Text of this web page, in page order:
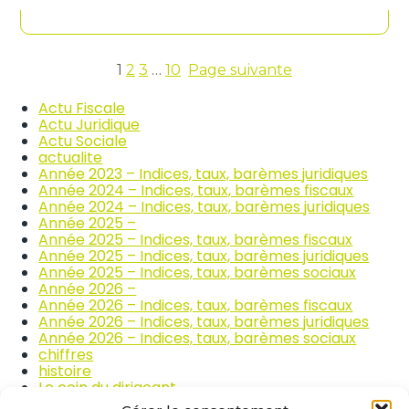
m
e
l
a
r
p
a
r
t
i
o
u
i
e
r
i
x
d
e
s
p
r
o
d
u
i
s
1 2 3 … 10 Page suivante
Actu Fiscale
Actu Juridique
Actu Sociale
actualite
Année 2023 – Indices, taux, barèmes juridiques
Année 2024 – Indices, taux, barèmes fiscaux
Année 2024 – Indices, taux, barèmes juridiques
Année 2025 –
Année 2025 – Indices, taux, barèmes fiscaux
Année 2025 – Indices, taux, barèmes juridiques
Année 2025 – Indices, taux, barèmes sociaux
Année 2026 –
Année 2026 – Indices, taux, barèmes fiscaux
Année 2026 – Indices, taux, barèmes juridiques
Année 2026 – Indices, taux, barèmes sociaux
chiffres
histoire
Le coin du dirigeant